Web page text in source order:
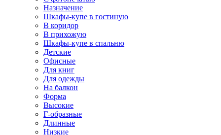
Назначение
Шкафы-купе в гостиную
В коридор
В прихожую
Шкафы-купе в спальню
Детские
Офисные
Для книг
Для одежды
На балкон
Форма
Высокие
Г-образные
Длинные
Низкие